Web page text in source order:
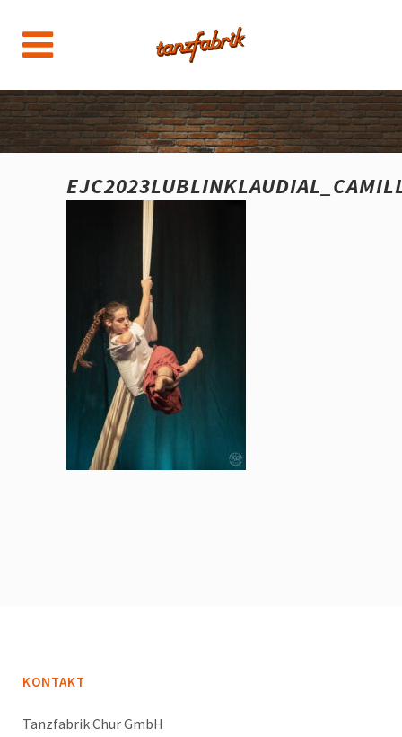
KONTAKT
Tanzfabrik Chur GmbH